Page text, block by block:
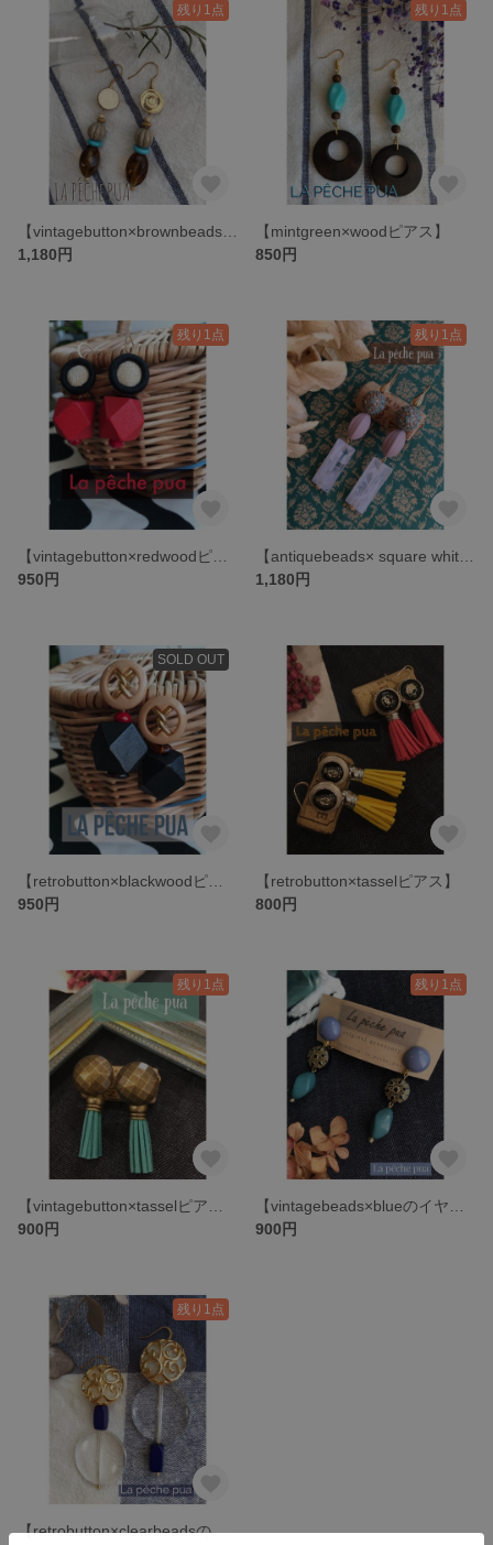
残り1点
1,180円
残り1点
【mintgreen×woodピアス】
850円
残り1点
950円
残り1点
1,180円
SOLD OUT
950円
【retrobutton×tasselピアス】
800円
残り1点
900円
残り1点
900円
残り1点
【retrobutton×clearbeadsの涼しげピアス】